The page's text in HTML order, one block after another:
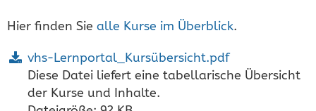
Hier finden Sie alle Kurse im Überblick.
vhs-Lernportal_Kursübersicht.pdf
Diese Datei liefert eine tabellarische Übersicht
der Kurse und Inhalte.